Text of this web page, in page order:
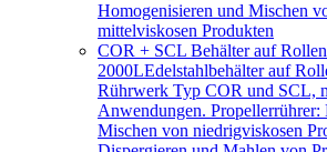
Homogenisieren und Mischen
mittelviskosen Produkten
COR + SCL Behälter auf
2000LEdelstahlbehälter auf
Rührwerk Typ COR und SCL,
Anwendungen. Propellerrührer:
Mischen von niedrigviskosen